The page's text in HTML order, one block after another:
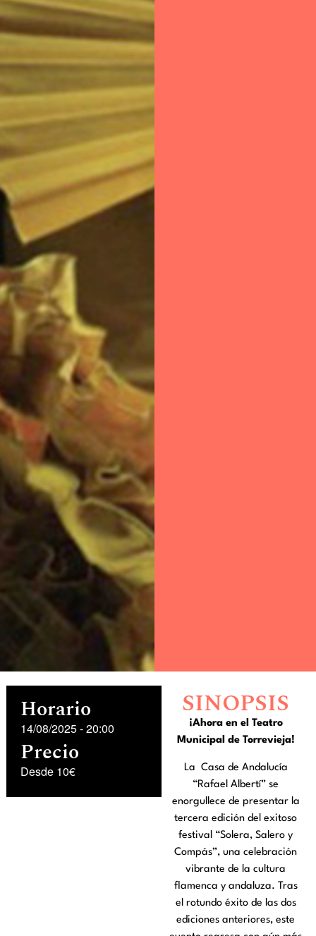
Horario
14/08/2025-20:00
Precio
Desde 10€
SINOPSIS
¡Ahora en el Teatro
Municipal de Torrevieja!
La Casa de Andalucía
“Rafael Albertí” se
enorgullece de presentar la
tercera edición del exitoso
festival “Solera, Salero y
Compás”, una celebración
vibrante de la cultura
flamenca y andaluza. Tras
el rotundo éxito de las dos
ediciones anteriores, este